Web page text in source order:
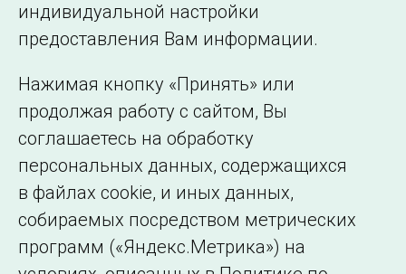
©2005–2026 АО «СО ЕЭС»
Филиалы и
представительства
образовательной
организации
индивидуальной настройки
предоставления Вам информации.
Нажимая кнопку «Принять» или
продолжая работу с сайтом, Вы
соглашаетесь на обработку
персональных данных, содержащихся
в файлах cookie, и иных данных,
собираемых посредством метрических
программ («Яндекс.Метрика») на